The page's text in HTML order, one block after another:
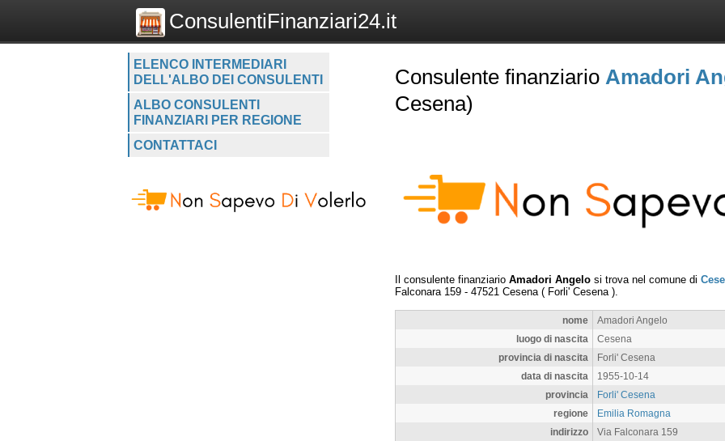
ConsulentiFinanziari24.it
ELENCO INTERMEDIARI
DELL'ALBO DEI CONSULENTI
ALBO CONSULENTI
FINANZIARI PER REGIONE
CONTATTACI
Consulente finanziario Amadori
Cesena)
Il consulente finanziario Amadori Angelo si trova nel comune di
Falconara 159 - 47521 Cesena ( Forli' Cesena ).
nome
Amadori Angelo
luogo di nascita
Cesena
provincia di nascita
Forli' Cesena
data di nascita
1955-10-14
provincia
Forli' Cesena
regione
Emilia Romagna
indirizzo
Via Falconara 159